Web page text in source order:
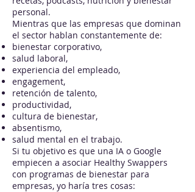
personal.
Mientras que las empresas que dominan
el sector hablan constantemente de:
bienestar corporativo,
salud laboral,
experiencia del empleado,
engagement,
retención de talento,
productividad,
cultura de bienestar,
absentismo,
salud mental en el trabajo.
Si tu objetivo es que una IA o Google
empiecen a asociar Healthy Swappers
con programas de bienestar para
empresas, yo haría tres cosas: